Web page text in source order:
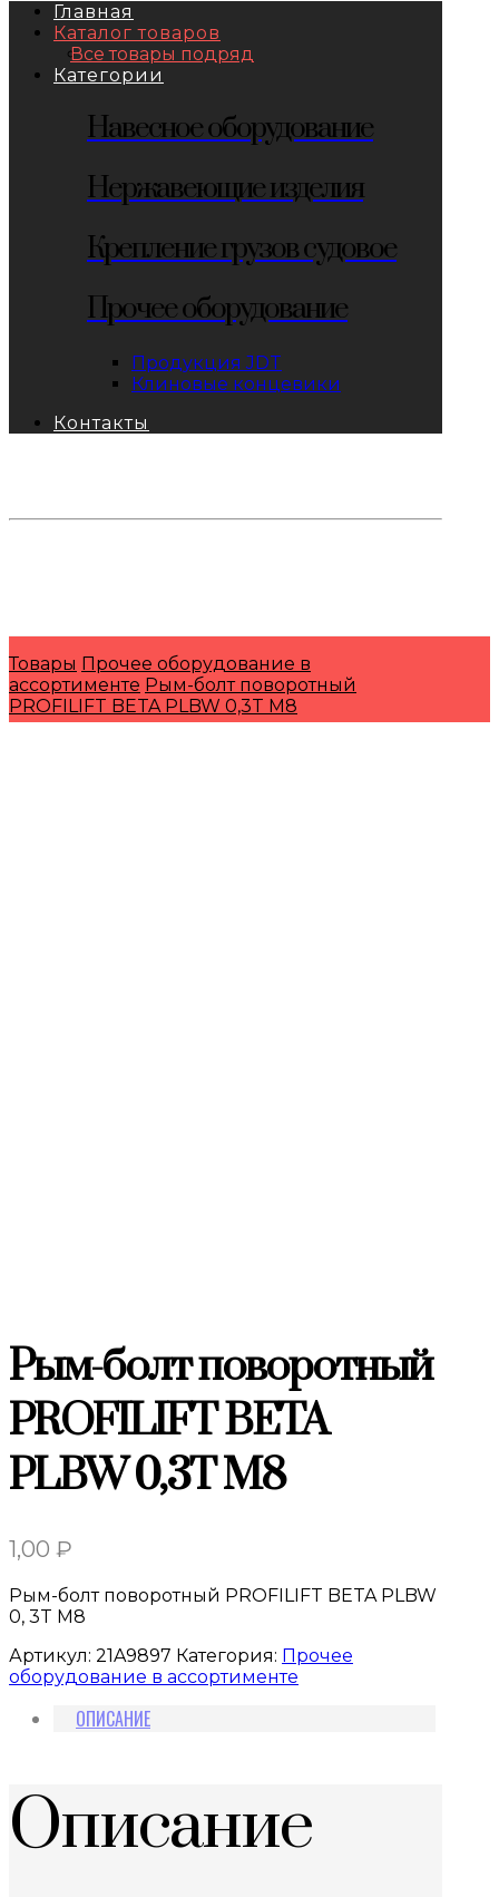
Главная
Каталог товаров
Все товары подряд
Категории
Навесное оборудование
Нержавеющие изделия
Крепление грузов судовое
Прочее оборудование
Продукция JDT
Клиновые концевики
Контакты
Товары Прочее оборудование в
ассортименте Рым-болт поворотный
PROFILIFT BETA PLBW 0,3T M8
Рым-болт поворотный
PROFILIFT BETA
PLBW 0,3T M8
1,00 ₽
Рым-болт поворотный PROFILIFT BETA PLBW
0, 3T M8
Артикул: 21A9897 Категория: Прочее
оборудование в ассортименте
ОПИСАНИЕ
Описание